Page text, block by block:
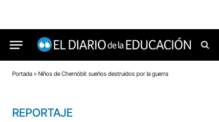
Portada » Niños de Chernóbil: sueños destruidos por la guerra
REPORTAJE